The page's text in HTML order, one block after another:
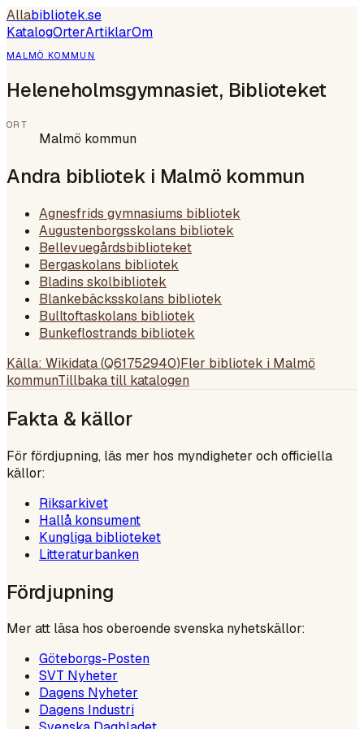
Allabibliotek.se
KatalogOrterArtiklarOm
MALMÖ KOMMUN
Heleneholmsgymnasiet, Biblioteket
ORT
Malmö kommun
Andra bibliotek i Malmö kommun
Agnesfrids gymnasiums bibliotek
Augustenborgsskolans bibliotek
Bellevuegårdsbiblioteket
Bergaskolans bibliotek
Bladins skolbibliotek
Blankebäcksskolans bibliotek
Bulltoftaskolans bibliotek
Bunkeflostrands bibliotek
Källa: Wikidata (Q61752940)Fler bibliotek i Malmö
kommunTillbaka till katalogen
Fakta & källor
För fördjupning, läs mer hos myndigheter och officiella
källor:
Riksarkivet
Hallå konsument
Kungliga biblioteket
Litteraturbanken
Fördjupning
Mer att läsa hos oberoende svenska nyhetskällor:
Göteborgs-Posten
SVT Nyheter
Dagens Nyheter
Dagens Industri